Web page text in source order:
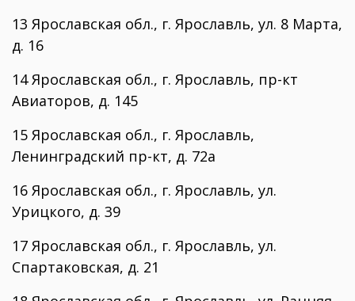
13 Ярославская обл., г. Ярославль, ул. 8 Марта,
д. 16
14 Ярославская обл., г. Ярославль, пр-кт
Авиаторов, д. 145
15 Ярославская обл., г. Ярославль,
Ленинградский пр-кт, д. 72а
16 Ярославская обл., г. Ярославль, ул.
Урицкого, д. 39
17 Ярославская обл., г. Ярославль, ул.
Спартаковская, д. 21